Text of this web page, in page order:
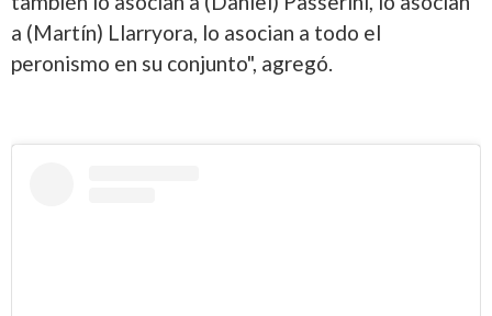
a (Martín) Llarryora, lo asocian a todo el
peronismo en su conjunto", agregó.